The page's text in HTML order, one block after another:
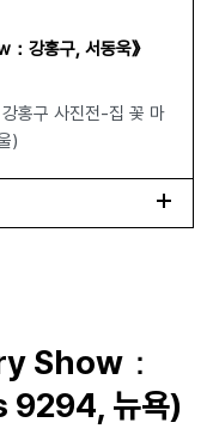
강홍구, 서동욱》
홍구 사진전-집 꽃 마
)
Show：
9294, 뉴욕)